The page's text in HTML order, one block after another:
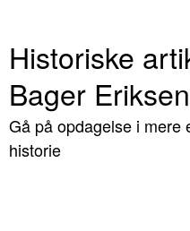
Historiske
Bager Eriksen
Gå på opdagelse i mere
historie